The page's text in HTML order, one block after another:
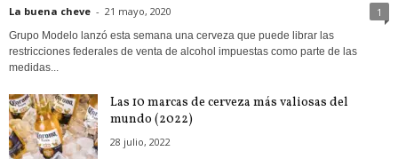
La buena cheve - 21 mayo, 2020 1
Grupo Modelo lanzó esta semana una cerveza que puede librar las
restricciones federales de venta de alcohol impuestas como parte de las
medidas...
Las 10 marcas de cerveza más valiosas del
mundo (2022)
28 julio, 2022